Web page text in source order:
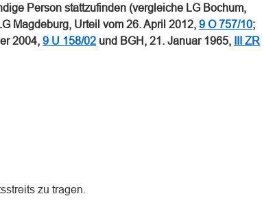
Person stattzufinden (vergleiche LG Bochum,
Magdeburg, Urteil vom 26. April 2012, 9 O 757/10;
2004, 9 U 158/02 und BGH, 21. Januar 1965,
III ZR
zu tragen.